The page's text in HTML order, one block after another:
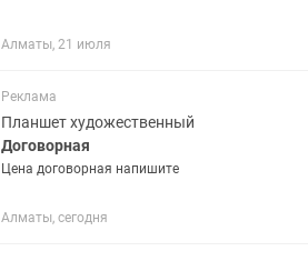
Алматы, 21 июля
Реклама
Планшет художественный
Договорная
Цена договорная напишите
Алматы, сегодня